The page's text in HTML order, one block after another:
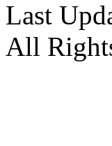
Last
All